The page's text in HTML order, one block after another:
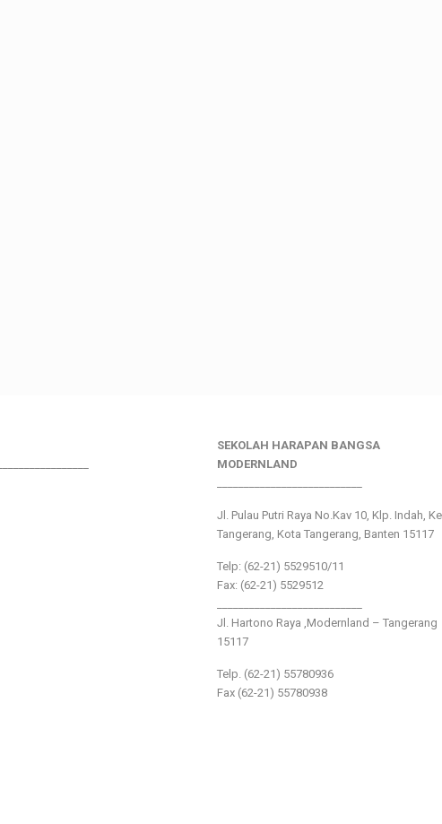
SEKOLAH HARAPAN BANGSA
MODERNLAND
Jl. Pulau Putri Raya No.Kav 10, Klp. Indah,
Tangerang, Kota Tangerang, Banten 15117
Telp: (62-21) 5529510/11
Fax: (62-21) 5529512
Jl. Hartono Raya ,Modernland – Tangerang
15117
Telp. (62-21) 55780936
Fax (62-21) 55780938